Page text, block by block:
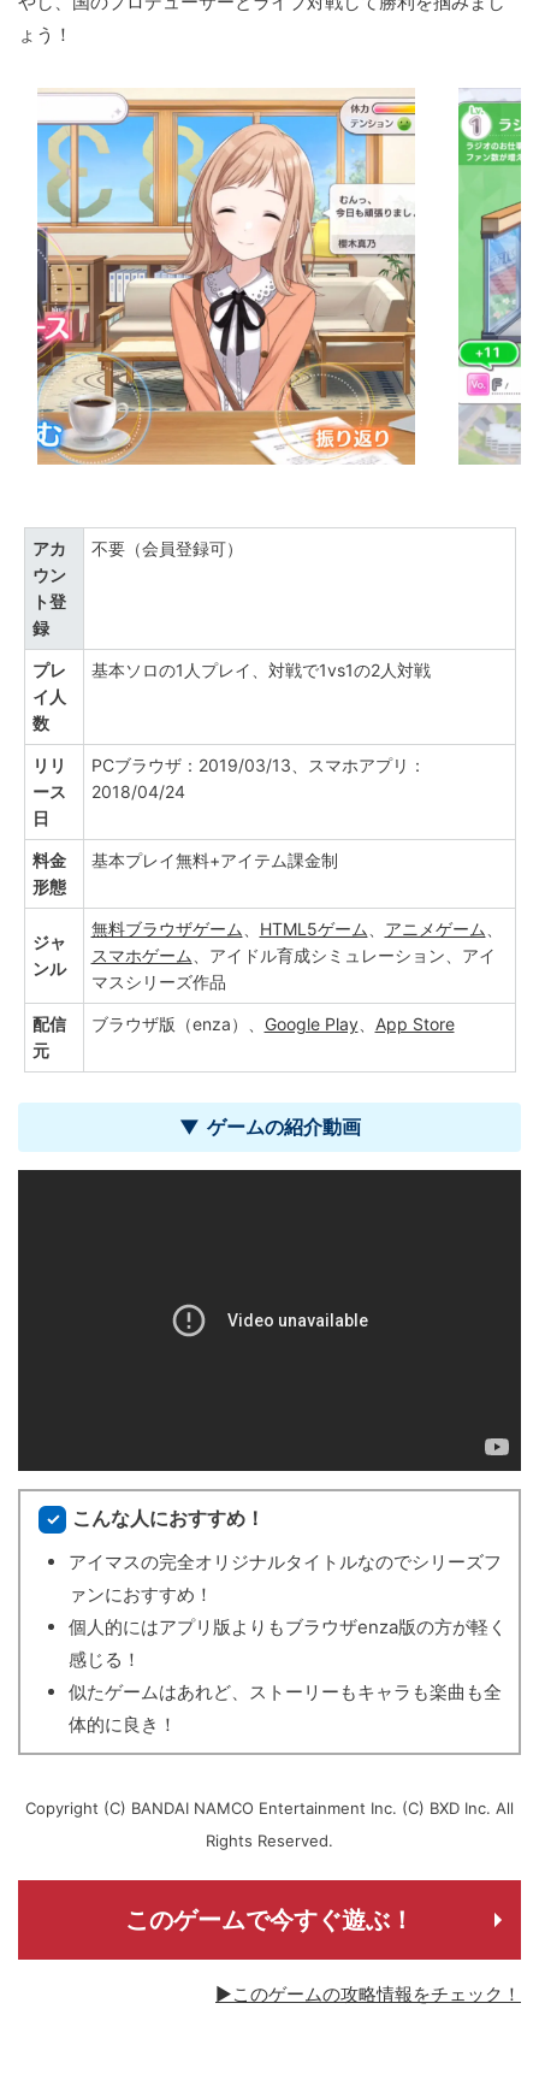
ょう！
アカ
ウン
ト登
録
不要（会員登録可）
プレ
イ人
数
基本ソロの1人プレイ、対戦で1vs1の2人対戦
リリ
ース
日
PCブラウザ：2019/03/13、スマホアプリ：
2018/04/24
料金
形態
基本プレイ無料+アイテム課金制
ジャ
ンル
無料ブラウザゲーム HTML5ゲーム アニメゲーム
スマホゲーム 、アイドル育成シミュレーション、アイ
マスシリーズ作品
配信
元
ブラウザ版（enza）、 Google Play、 App Store
ゲームの紹介動画
こんな人におすすめ！
アイマスの完全オリジナルタイトルなのでシリーズフ
ァンにおすすめ！
個人的にはアプリ版よりもブラウザenza版の方が軽く
感じる！
似たゲームはあれど、ストーリーもキャラも楽曲も全
体的に良き！
Copyright (C) BANDAI NAMCO Entertainment Inc. (C) BXD Inc. All
Rights Reserved.
このゲームで今すぐ遊ぶ！
▶このゲームの攻略情報をチェック！